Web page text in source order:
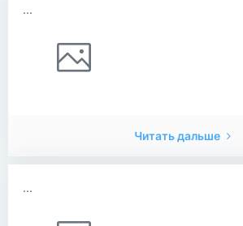
...
Читать дальше
...